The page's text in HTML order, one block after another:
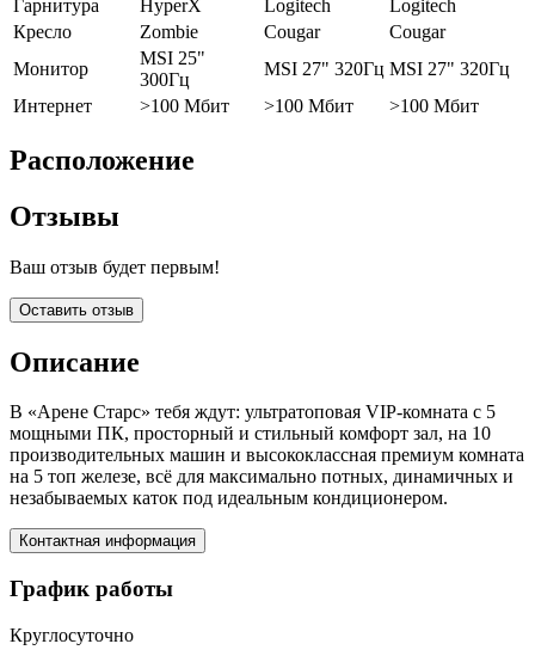
Гарнитура
HyperX Logitech
Logitech
Кресло
Zombie Cougar
Cougar
Монитор
MSI 25"
300Гц
MSI 27" 320Гц MSI 27" 320Гц
Интернет
>100 Мбит >100 Мбит >100 Мбит
Расположение
Отзывы
Ваш отзыв будет первым!
Оставить отзыв
Описание
В «Арене Старс» тебя ждут: ультратоповая VIP-комната с 5
мощными ПК, просторный и стильный комфорт зал, на 10
производительных машин и высококлассная премиум комната
на 5 топ железе, всё для максимально потных, динамичных и
незабываемых каток под идеальным кондиционером.
Контактная информация
График работы
Круглосуточно